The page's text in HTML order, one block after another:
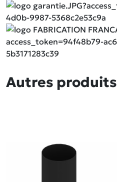
Autres produits